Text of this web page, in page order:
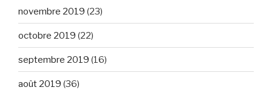
novembre 2019 (23)
octobre 2019 (22)
septembre 2019 (16)
août 2019 (36)